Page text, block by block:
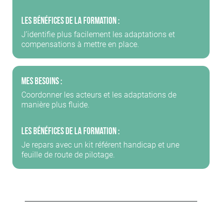
Les bénéfices de la formation :
J’identifie plus facilement les adaptations et
compensations à mettre en place.
Mes besoins :
Coordonner les acteurs et les adaptations de
manière plus fluide.
Les bénéfices de la formation :
Je repars avec un kit référent handicap et une
feuille de route de pilotage.